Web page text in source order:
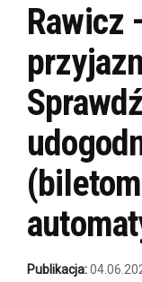
Rawicz
Publikacja: